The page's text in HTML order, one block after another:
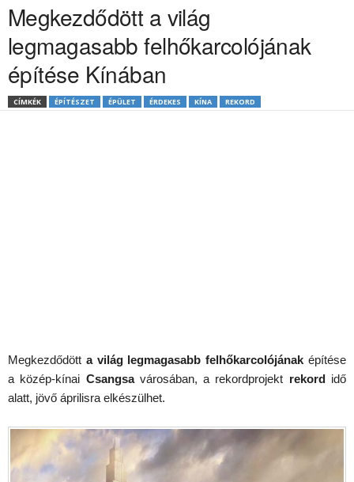
Megkezdődött a világ
legmagasabb felhőkarcolójának
építése Kínában
CÍMKÉK ÉPÍTÉSZET ÉPÜLET ÉRDEKES KÍNA REKORD
Megkezdődött a világ legmagasabb felhőkarcolójának építése
a közép-kínai Csangsavárosában, a rekordprojekt rekordidő
alatt, jövő áprilisra elkészülhet.